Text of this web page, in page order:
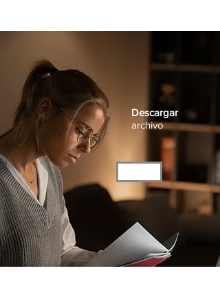
Descargar
archivo